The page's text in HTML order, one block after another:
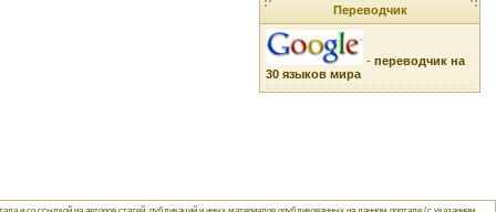
Переводчик
- переводчик на
30 языков мира